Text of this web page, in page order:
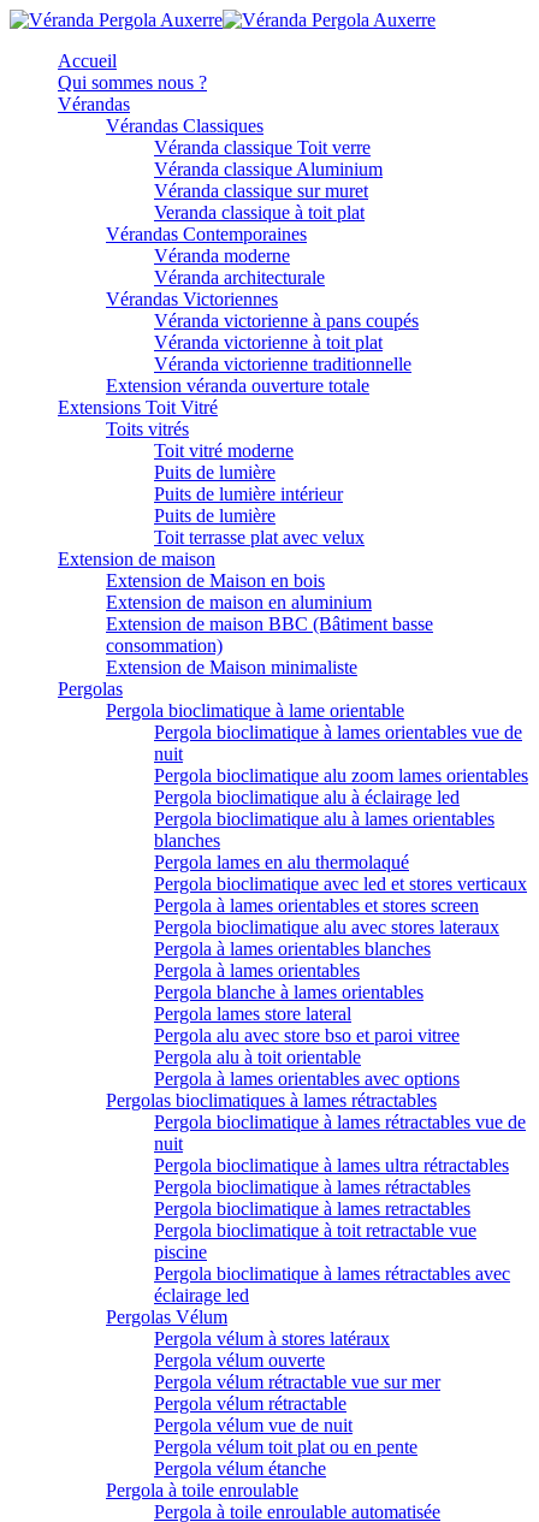
Accueil
Qui sommes nous ?
Vérandas
Vérandas Classiques
Véranda classique Toit verre
Véranda classique Aluminium
Véranda classique sur muret
Veranda classique à toit plat
Vérandas Contemporaines
Véranda moderne
Véranda architecturale
Vérandas Victoriennes
Véranda victorienne à pans coupés
Véranda victorienne à toit plat
Véranda victorienne traditionnelle
Extension véranda ouverture totale
Extensions Toit Vitré
Toits vitrés
Toit vitré moderne
Puits de lumière
Puits de lumière intérieur
Puits de lumière
Toit terrasse plat avec velux
Extension de maison
Extension de Maison en bois
Extension de maison en aluminium
Extension de maison BBC (Bâtiment basse
consommation)
Extension de Maison minimaliste
Pergolas
Pergola bioclimatique à lame orientable
Pergola bioclimatique à lames orientables vue de
nuit
Pergola bioclimatique alu zoom lames orientables
Pergola bioclimatique alu à éclairage led
Pergola bioclimatique alu à lames orientables
blanches
Pergola lames en alu thermolaqué
Pergola bioclimatique avec led et stores verticaux
Pergola à lames orientables et stores screen
Pergola bioclimatique alu avec stores lateraux
Pergola à lames orientables blanches
Pergola à lames orientables
Pergola blanche à lames orientables
Pergola lames store lateral
Pergola alu avec store bso et paroi vitree
Pergola alu à toit orientable
Pergola à lames orientables avec options
Pergolas bioclimatiques à lames rétractables
Pergola bioclimatique à lames rétractables vue de
nuit
Pergola bioclimatique à lames ultra rétractables
Pergola bioclimatique à lames rétractables
Pergola bioclimatique à lames retractables
Pergola bioclimatique à toit retractable vue
piscine
Pergola bioclimatique à lames rétractables avec
éclairage led
Pergolas Vélum
Pergola vélum à stores latéraux
Pergola vélum ouverte
Pergola vélum rétractable vue sur mer
Pergola vélum rétractable
Pergola vélum vue de nuit
Pergola vélum toit plat ou en pente
Pergola vélum étanche
Pergola à toile enroulable
Pergola à toile enroulable automatisée